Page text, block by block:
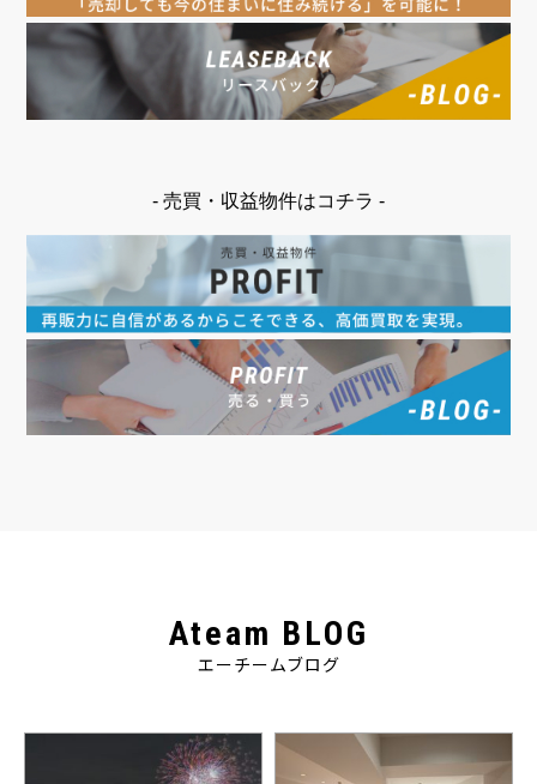
- 売買・収益物件はコチラ -
Ateam BLOG
エーチームブログ